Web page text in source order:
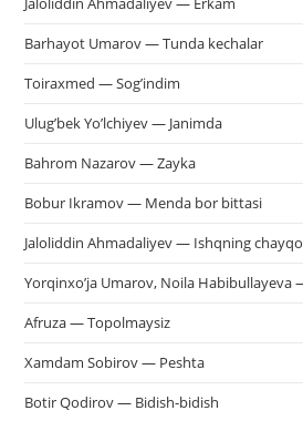
Barhayot Umarov — Tunda kechalar
Toiraxmed — Sog’indim
Ulug’bek Yo’lchiyev — Janimda
Bahrom Nazarov — Zayka
Bobur Ikramov — Menda bor bittasi
Jaloliddin Ahmadaliyev — Ishqning
Yorqinxo’ja Umarov, Noila Habibullayeva
Afruza — Topolmaysiz
Xamdam Sobirov — Peshta
Botir Qodirov — Bidish-bidish